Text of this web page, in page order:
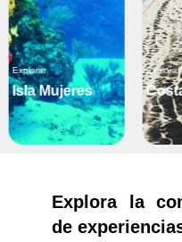
Explorar
Isla Mujeres
Explorar
Explora la
de